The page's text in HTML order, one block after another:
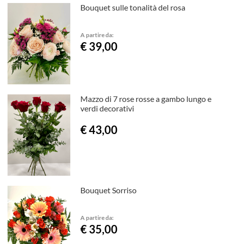
Bouquet sulle tonalità del rosa
A partire da:
€ 39,00
Mazzo di 7 rose rosse a gambo lungo e
verdi decorativi
€ 43,00
Bouquet Sorriso
A partire da:
€ 35,00